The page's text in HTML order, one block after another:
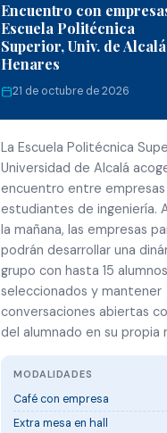
Encuentro con
Escuela Politécnica
Superior, Univ. de
Henares
21 de octubre de 2026
La Escuela Politécnica
Universidad de Alcalá
encuentro entre
estudiantes de ingeniería.
la mañana, las empresas
podrán desarrollar una
grupo con hasta 15 alumnos
seleccionados y mantener
conversaciones abiertas
del alumnado en su propia
MODALIDADES
Café con empresa
Extra mesa en hall